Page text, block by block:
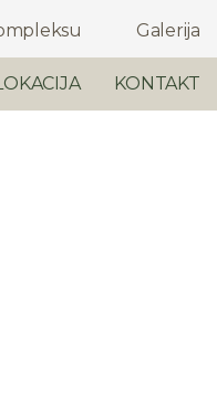
Galerija
KONTAKT